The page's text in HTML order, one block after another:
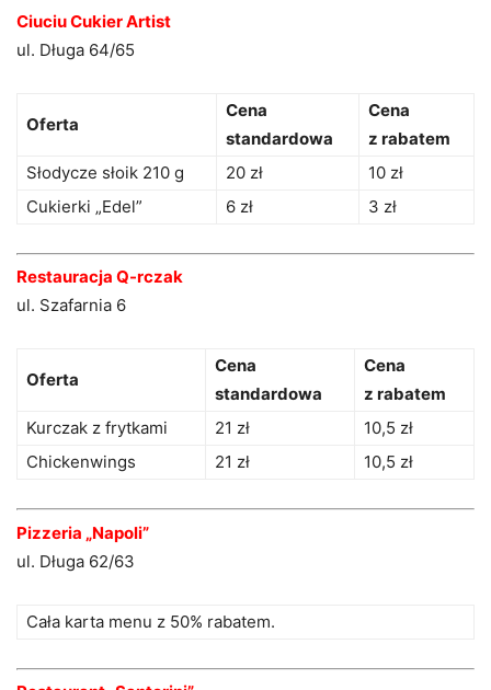
Ciuciu Cukier Artist
ul. Długa 64/65
Oferta
Cena
standardowa
Cena
z rabatem
Słodycze słoik 210 g
20 zł
10 zł
Cukierki „Edel”
6 zł 3 zł
Restauracja Q-rczak
ul. Szafarnia 6
Oferta
Cena
standardowa
Cena
z rabatem
Kurczak z frytkami
21 zł
10,5 zł
Chickenwings
21 zł 10,5 zł
Pizzeria „Napoli”
ul. Długa 62/63
Cała karta menu z 50% rabatem.